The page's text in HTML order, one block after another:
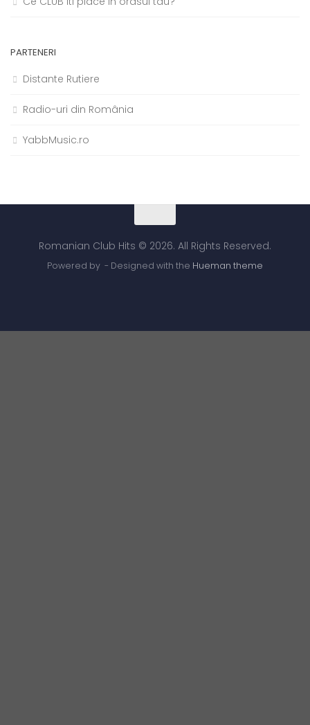
PARTENERI
Distante Rutiere
Radio-uri din România
YabbMusic.ro
Romanian Club Hits © 2026. All Rights Reserved.
Powered by - Designed with the Hueman theme